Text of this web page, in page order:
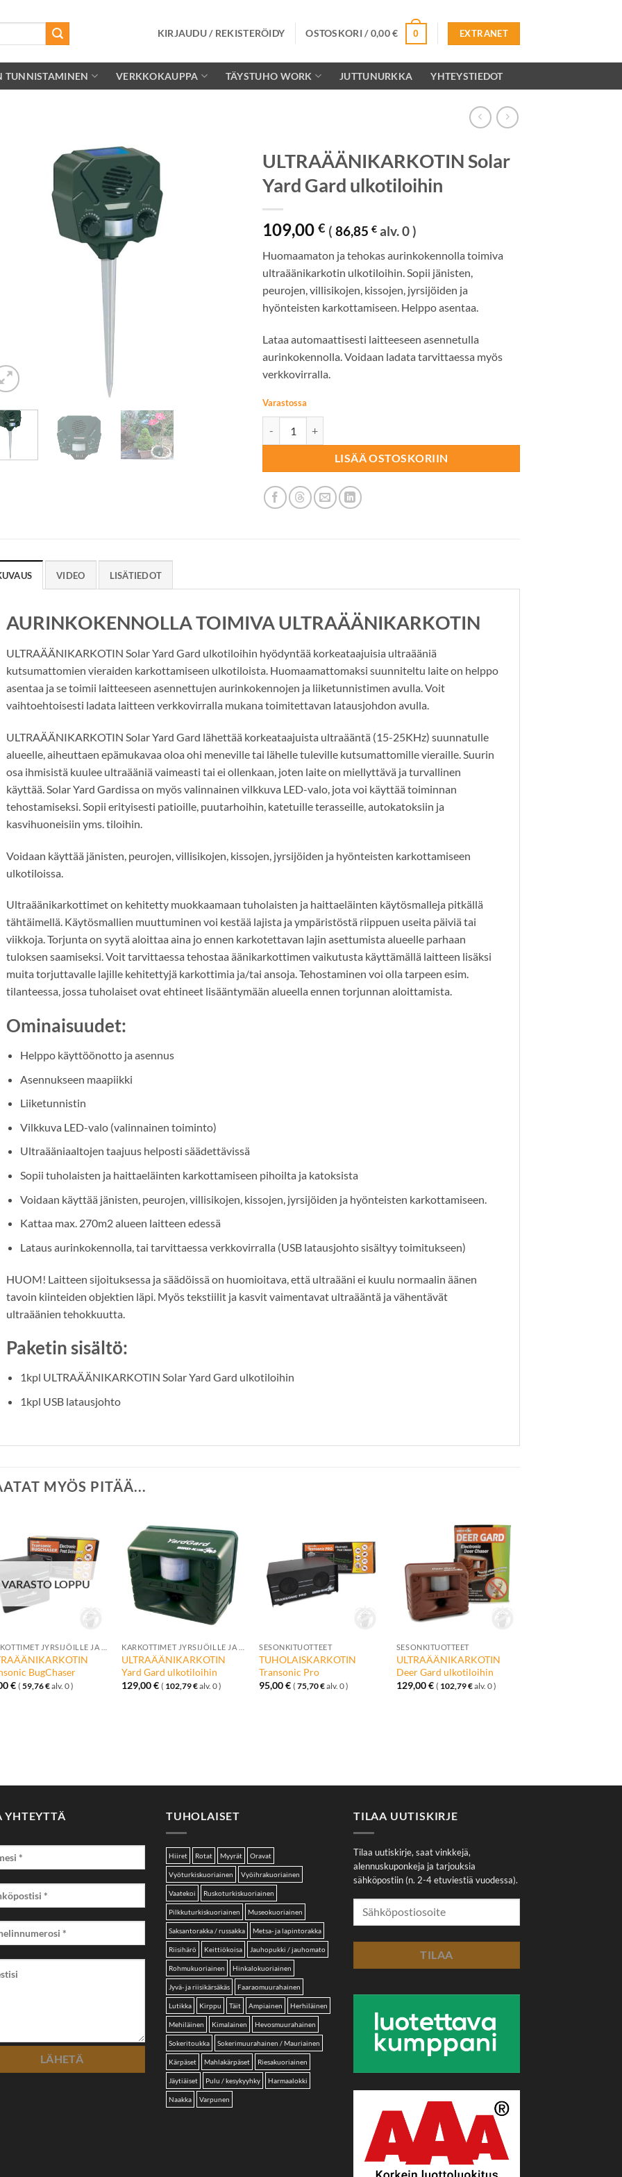
KIRJAUDU / REKISTERÖIDY OSTOSKORI /0,00€ 0 EXTRANET
TUNNISTAMINEN VERKKOKAUPPA TÄYSTUHO WORK JUTTUNURKKA YHTEYSTIEDOT
ULTRAÄÄNIKARKOTIN Solar
Yard Gard ulkotiloihin
109,00€ (86,85€ alv. 0 )
Huomaamaton ja tehokas aurinkokennolla toimiva
ultraäänikarkotin ulkotiloihin. Sopii jänisten,
peurojen, villisikojen, kissojen, jyrsijöiden ja
hyönteisten karkottamiseen. Helppo asentaa.
Lataa automaattisesti laitteeseen asennetulla
aurinkokennolla. Voidaan ladata tarvittaessa myös
verkkovirralla.
Varastossa
LISÄÄ OSTOSKORIIN
VIDEO LISÄTIEDOT
AURINKOKENNOLLA TOIMIVA ULTRAÄÄNIKARKOTIN
ULTRAÄÄNIKARKOTIN Solar Yard Gard ulkotiloihin hyödyntää korkeataajuisia ultraääniä
kutsumattomien vieraiden karkottamiseen ulkotiloista. Huomaamattomaksi suunniteltu laite on helppo
asentaa ja se toimii laitteeseen asennettujen aurinkokennojen ja liiketunnistimen avulla. Voit
vaihtoehtoisesti ladata laitteen verkkovirralla mukana toimitettavan latausjohdon avulla.
ULTRAÄÄNIKARKOTIN Solar Yard Gard lähettää korkeataajuista ultraääntä (15-25KHz) suunnatulle
alueelle, aiheuttaen epämukavaa oloa ohi meneville tai lähelle tuleville kutsumattomille vieraille. Suurin
osa ihmisistä kuulee ultraääniä vaimeasti tai ei ollenkaan, joten laite on miellyttävä ja turvallinen
käyttää. Solar Yard Gardissa on myös valinnainen vilkkuva LED-valo, jota voi käyttää toiminnan
tehostamiseksi. Sopii erityisesti patioille, puutarhoihin, katetuille terasseille, autokatoksiin ja
kasvihuoneisiin yms. tiloihin.
Voidaan käyttää jänisten, peurojen, villisikojen, kissojen, jyrsijöiden ja hyönteisten karkottamiseen
ulkotiloissa.
Ultraäänikarkottimet on kehitetty muokkaamaan tuholaisten ja haittaeläinten käytösmalleja pitkällä
tähtäimellä. Käytösmallien muuttuminen voi kestää lajista ja ympäristöstä riippuen useita päiviä tai
viikkoja. Torjunta on syytä aloittaa aina jo ennen karkotettavan lajin asettumista alueelle parhaan
tuloksen saamiseksi. Voit tarvittaessa tehostaa äänikarkottimen vaikutusta käyttämällä laitteen lisäksi
muita torjuttavalle lajille kehitettyjä karkottimia ja/tai ansoja. Tehostaminen voi olla tarpeen esim.
tilanteessa, jossa tuholaiset ovat ehtineet lisääntymään alueella ennen torjunnan aloittamista.
Ominaisuudet:
Helppo käyttöönotto ja asennus
Asennukseen maapiikki
Liiketunnistin
Vilkkuva LED-valo (valinnainen toiminto)
Ultraääniaaltojen taajuus helposti säädettävissä
Sopii tuholaisten ja haittaeläinten karkottamiseen pihoilta ja katoksista
Voidaan käyttää jänisten, peurojen, villisikojen, kissojen, jyrsijöiden ja hyönteisten karkottamiseen.
Kattaa max. 270m2 alueen laitteen edessä
Lataus aurinkokennolla, tai tarvittaessa verkkovirralla (USB latausjohto sisältyy toimitukseen)
HUOM! Laitteen sijoituksessa ja säädöissä on huomioitava, että ultraääni ei kuulu normaalin äänen
tavoin kiinteiden objektien läpi. Myös tekstiilit ja kasvit vaimentavat ultraääntä ja vähentävät
ultraäänien tehokkuutta.
Paketin sisältö:
1kpl ULTRAÄÄNIKARKOTIN Solar Yard Gard ulkotiloihin
1kpl USB latausjohto
MYÖS PITÄÄ...
Lisää
toivelistalle
VARASTO LOPPU
BugChaser
€ (59,76€alv. 0 )
Lisää
toivelistalle
ULTRAÄÄNIKARKOTIN
Yard Gard ulkotiloihin
129,00€ ( 102,79€alv. 0 )
Lisää
toivelistalle
SESONKITUOTTEET
TUHOLAISKARKOTIN
Transonic Pro
95,00€ (75,70€alv. 0 )
Lisää
toivelistalle
+
SESONKITUOTTEET
ULTRAÄÄNIKARKOTIN
Deer Gard ulkotiloihin
129,00€ ( 102,79€alv. 0 )
YHTEYTTÄ TUHOLAISET
Hiiret Rotat Myyrät Oravat
Vyöturkiskuoriainen Vyöihrakuoriainen
Vaatekoi Ruskoturkiskuoriainen
Pilkkuturkiskuoriainen Museokuoriainen
Saksantorakka / russakka Metsa- ja lapintorakka
Riisihärö Keittiökoisa Jauhopukki / jauhomato
Rohmukuoriainen Hinkalokuoriainen
Jyvä- ja riisikärsäkäs Faaraomuurahainen
Lutikka Kirppu Täit Ampiainen Herhiläinen
Mehiläinen Kimalainen Hevosmuurahainen
Sokeritoukka Sokerimuurahainen / Mauriainen
Kärpäset Mahlakärpäset Riesakuoriainen
Jäytiäiset Pulu / kesykyyhky Harmaalokki
Naakka Varpunen
TILAA UUTISKIRJE
Tilaa uutiskirje, saat vinkkejä,
alennuskuponkeja ja tarjouksia
sähköpostiin (n. 2-4 etuviestiä vuodessa).